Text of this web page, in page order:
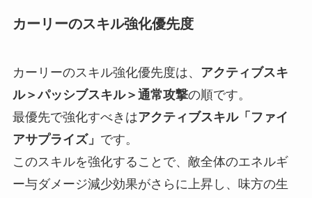
カーリーのスキル強化優先度
カーリーのスキル強化優先度は、 アクティブスキ
ル＞パッシブスキル＞通常攻撃の順です。
最優先で強化すべきはアクティブスキル「ファイ
アサプライズ」 です。
このスキルを強化することで、敵全体のエネルギ
ー与ダメージ減少効果がさらに上昇し、味方の生